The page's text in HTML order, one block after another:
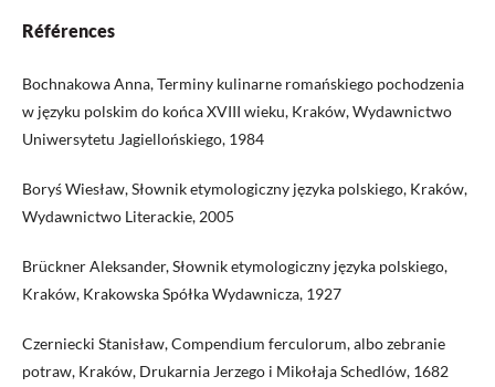
Références
Bochnakowa Anna, Terminy kulinarne romańskiego pochodzenia
w języku polskim do końca XVIII wieku, Kraków, Wydawnictwo
Uniwersytetu Jagiellońskiego, 1984
Boryś Wiesław, Słownik etymologiczny języka polskiego, Kraków,
Wydawnictwo Literackie, 2005
Brückner Aleksander, Słownik etymologiczny języka polskiego,
Kraków, Krakowska Spółka Wydawnicza, 1927
Czerniecki Stanisław, Compendium ferculorum, albo zebranie
potraw, Kraków, Drukarnia Jerzego i Mikołaja Schedlów, 1682